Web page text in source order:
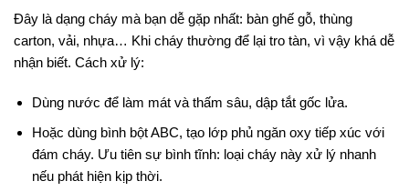
Đây là dạng cháy mà bạn dễ gặp nhất: bàn ghế gỗ, thùng
carton, vải, nhựa… Khi cháy thường để lại tro tàn, vì vậy khá dễ
nhận biết. Cách xử lý:
Dùng nước để làm mát và thấm sâu, dập tắt gốc lửa.
Hoặc dùng bình bột ABC, tạo lớp phủ ngăn oxy tiếp xúc với
đám cháy. Ưu tiên sự bình tĩnh: loại cháy này xử lý nhanh
nếu phát hiện kịp thời.